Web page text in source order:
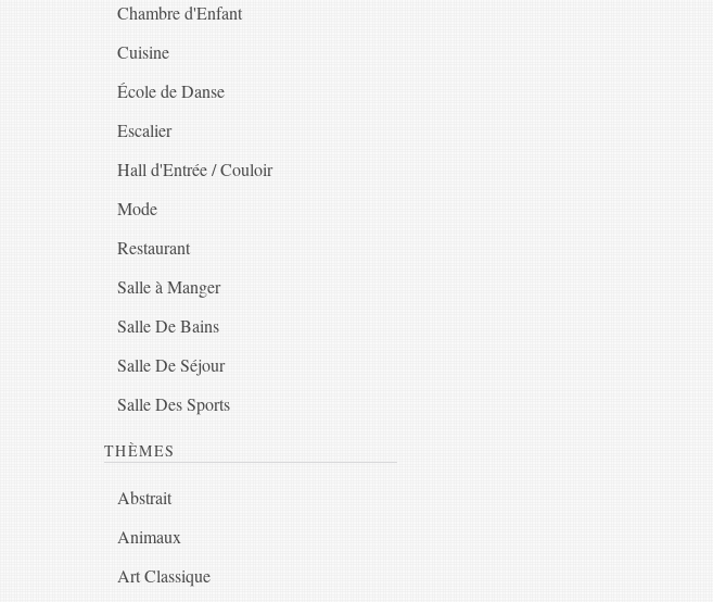
Chambre d'Enfant
Cuisine
École de Danse
Escalier
Hall d'Entrée / Couloir
Mode
Restaurant
Salle à Manger
Salle De Bains
Salle De Séjour
Salle Des Sports
THÈMES
Abstrait
Animaux
Art Classique